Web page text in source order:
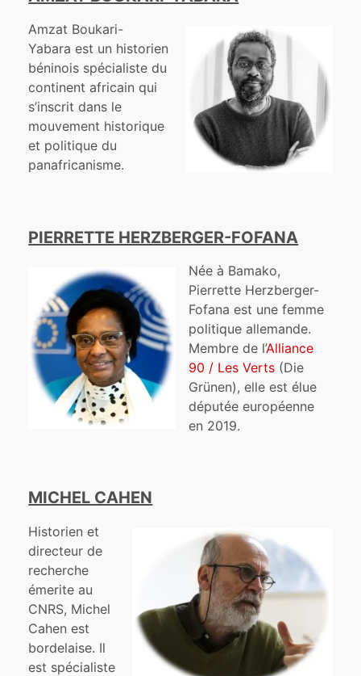
Amzat Boukari-
Yabara est un historien
béninois spécialiste du
continent africain qui
s’inscrit dans le
mouvement historique
et politique du
panafricanisme.
PIERRETTE HERZBERGER-FOFANA
Née à Bamako,
Pierrette Herzberger-
Fofana est une femme
politique allemande.
Membre de l’Alliance
90 / Les Verts (Die
Grünen), elle est élue
députée européenne
en 2019.
MICHEL CAHEN
Historien et
directeur de
recherche
émerite au
CNRS, Michel
Cahen est
bordelaise. Il
est spécialiste